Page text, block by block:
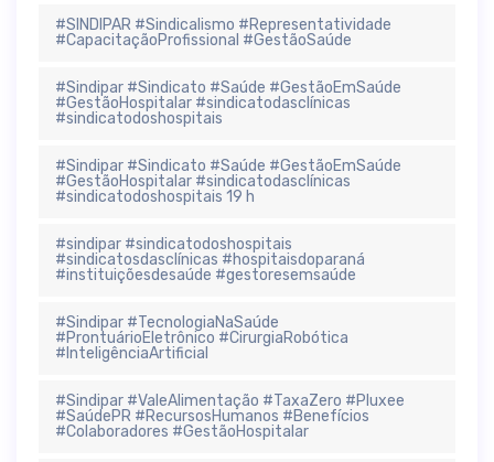
#SINDIPAR #Sindicalismo #Representatividade
#CapacitaçãoProfissional #GestãoSaúde
#Sindipar #Sindicato #Saúde #GestãoEmSaúde
#GestãoHospitalar #sindicatodasclínicas
#sindicatodoshospitais
#Sindipar #Sindicato #Saúde #GestãoEmSaúde
#GestãoHospitalar #sindicatodasclínicas
#sindicatodoshospitais 19 h
#sindipar #sindicatodoshospitais
#sindicatosdasclínicas #hospitaisdoparaná
#instituiçõesdesaúde #gestoresemsaúde
#Sindipar #TecnologiaNaSaúde
#ProntuárioEletrônico #CirurgiaRobótica
#InteligênciaArtificial
#Sindipar #ValeAlimentação #TaxaZero #Pluxee
#SaúdePR #RecursosHumanos #Benefícios
#Colaboradores #GestãoHospitalar